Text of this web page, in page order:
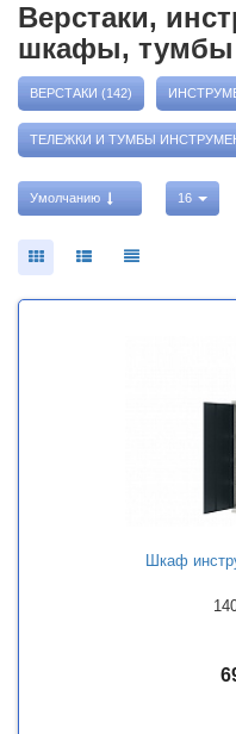
Верстаки,
шкафы, тумбы
ВЕРСТАКИ (142)
ТЕЛЕЖКИ И ТУМБЫ
Умолчанию 16
Шкаф